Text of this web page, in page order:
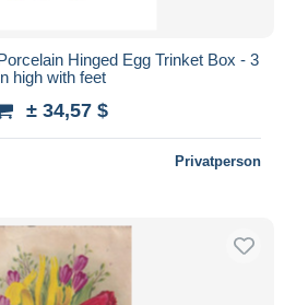
Hinged Egg Trinket Box - 3
high with feet
± 34,57 $
Privatperson